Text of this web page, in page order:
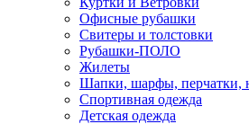
Офисные рубашки
Свитеры и толстовки
Рубашки-ПОЛО
Жилеты
Шапки, шарфы, перчатки,
Спортивная одежда
Детская одежда